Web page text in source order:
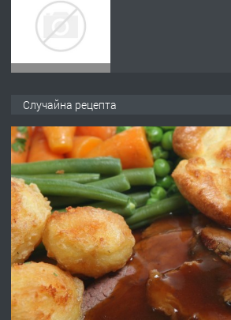
ПРЕДЛАГА
Отпушване на
вертикални
ПРЕДЛАГА Онлайн магазин
Случайна рецепта